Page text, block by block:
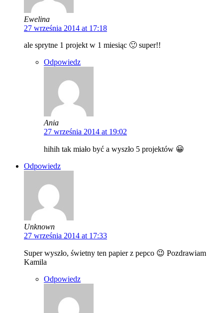
Ewelina
27 września 2014 at 17:18
ale sprytne 1 projekt w 1 miesiąc 🙂 super!!
Odpowiedz
Ania
27 września 2014 at 19:02
hihih tak miało być a wyszło 5 projektów 😀
Odpowiedz
Unknown
27 września 2014 at 17:33
Super wyszło, świetny ten papier z pepco 😉 Pozdrawiam
Kamila
Odpowiedz